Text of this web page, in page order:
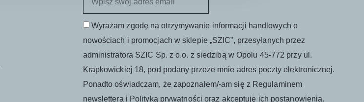
Wyrażam zgodę na otrzymywanie informacji handlowych o
nowościach i promocjach w sklepie „SZIC”, przesyłanych przez
administratora SZIC Sp. z o.o. z siedzibą w Opolu 45-772 przy ul.
Krapkowickiej 18, pod podany przeze mnie adres poczty elektronicznej.
Ponadto oświadczam, że zapoznałem/-am się z Regulaminem
newslettera i Polityką prywatności oraz akceptuję ich postanowienia.